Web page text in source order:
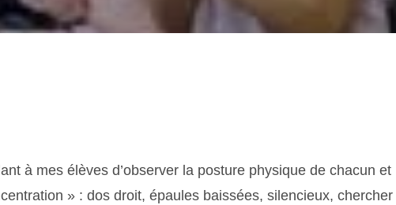
à mes élèves d’observer la posture physique de chacun et
» : dos droit, épaules baissées, silencieux, chercher